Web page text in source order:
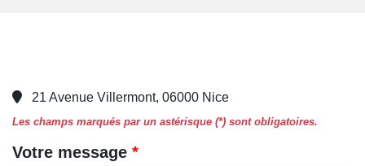
21 Avenue Villermont, 06000 Nice
Les champs marqués par un astérisque (*) sont obligatoires.
Votre message